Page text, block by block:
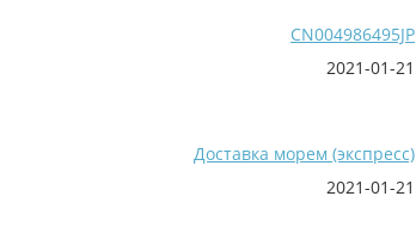
CN004986495JP
2021-01-21
Доставка морем (экспресс)
2021-01-21